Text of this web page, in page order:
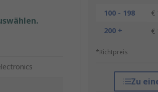
100 - 198
€
200 +
€
*Richtpreis
Zu